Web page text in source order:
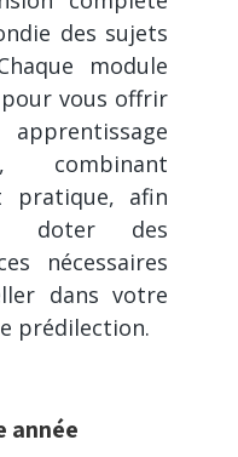
des sujets
module
vous offrir
combinant
pratique, afin
doter des
nécessaires
dans votre
prédilection.
année